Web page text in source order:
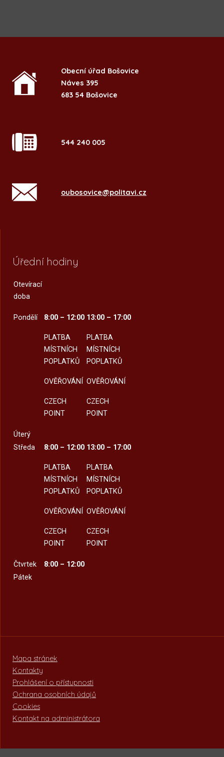
Obecní úřad Bošovice
Náves 395
683 54 Bošovice
544 240 005
oubosovice@politavi.cz
Úřední hodiny
Otevírací
doba
Pondělí 8:00 – 12:00
PLATBA
MÍSTNÍCH
POPLATKŮ
OVĚŘOVÁNÍ
CZECH
POINT
13:00 – 17:00
PLATBA
MÍSTNÍCH
POPLATKŮ
OVĚŘOVÁNÍ
CZECH
POINT
Úterý
Středa
8:00 – 12:00
PLATBA
MÍSTNÍCH
POPLATKŮ
OVĚŘOVÁNÍ
CZECH
POINT
13:00 – 17:00
PLATBA
MÍSTNÍCH
POPLATKŮ
OVĚŘOVÁNÍ
CZECH
POINT
Čtvrtek
8:00 – 12:00
Pátek
Mapa stránek
Kontakty
Prohlášení o přístupnosti
Ochrana osobních údajů
Cookies
Kontakt na administrátora